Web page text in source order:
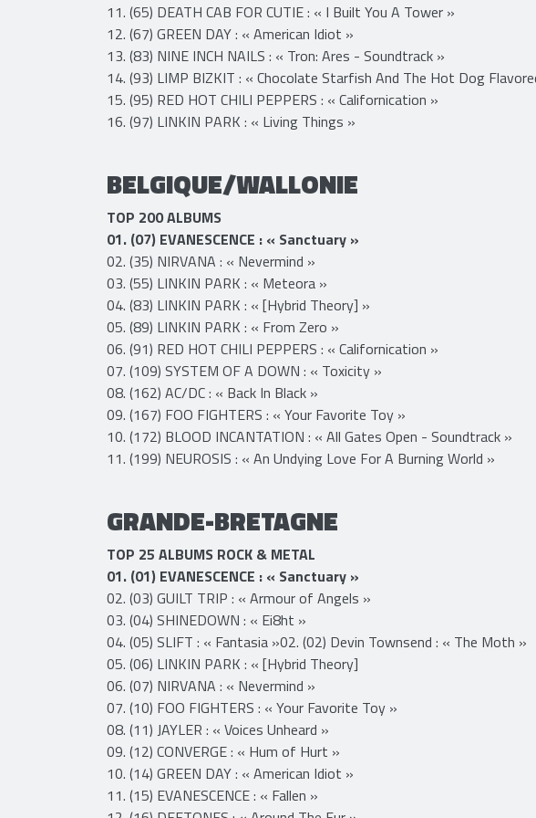
09. (56) AYREON : « 30th Anniversary - An Amazing Flight Through »
10. (63) BLOOD INCANTATION : « All Gates Open - Soundtrack »
11. (65) DEATH CAB FOR CUTIE : « I Built You A Tower »
12. (67) GREEN DAY : « American Idiot »
13. (83) NINE INCH NAILS : « Tron: Ares - Soundtrack »
14. (93) LIMP BIZKIT : « Chocolate Starfish And The Hot Dog
16. (97) LINKIN PARK : « Living Things »
BELGIQUE/WALLONIE
TOP 200 ALBUMS
01. (07) EVANESCENCE : « Sanctuary »
02. (35) NIRVANA : « Nevermind »
03. (55) LINKIN PARK : « Meteora »
​​04. (83) LINKIN PARK : « [Hybrid Theory] »
05. (89) LINKIN PARK : « From Zero »
06. (91) RED HOT CHILI PEPPERS : « Californication »
07. (109) SYSTEM OF A DOWN : « Toxicity »
08. (162) AC/DC : « Back In Black »
09. (167) FOO FIGHTERS : « Your Favorite Toy »
11. (199) NEUROSIS : « An Undying Love For A Burning World »
GRANDE-BRETAGNE
TOP 25 ALBUMS ROCK & METAL
01. (01) EVANESCENCE : « Sanctuary »
02. (03) GUILT TRIP : « Armour of Angels »
03. (04) SHINEDOWN : « Ei8ht »
04. (05) SLIFT : « Fantasia »02. (02) Devin Townsend : « The Moth »
05. (06) LINKIN PARK : « [Hybrid Theory]
06. (07) NIRVANA : « Nevermind »
07. (10) FOO FIGHTERS : « Your Favorite Toy »
08. (11) JAYLER : « Voices Unheard »
09. (12) CONVERGE : « Hum of Hurt »